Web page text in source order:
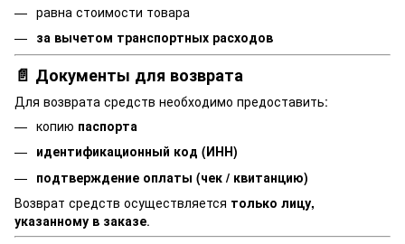
равна стоимости товара
за вычетом транспортных расходов
📄 Документы для возврата
Для возврата средств необходимо предоставить:
копию паспорта
идентификационный код (ИНН)
подтверждение оплаты (чек / квитанцию)
Возврат средств осуществляется только лицу,
указанному в заказе.